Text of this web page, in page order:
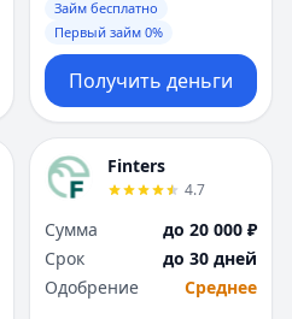
Займ бесплатно
Первый займ 0%
Получить деньги
Finters
4.7
Сумма
до 20 000 ₽
Срок
до 30 дней
Одобрение
Среднее